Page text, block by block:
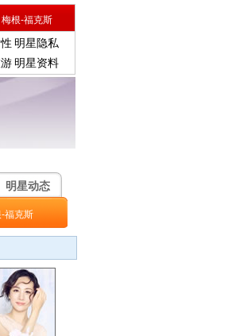
梅根-福克斯
明星隐私
明星资料
明星动态
福克斯